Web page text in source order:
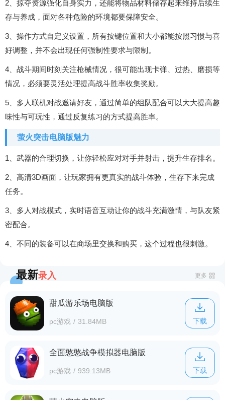
2、掠夺资源强化自身实力，还能将物品材料储存起来维持后续生
存与养成，面对各种危险的环境都要保障安全。
3、操作方式自定义设置，所有按键位置和大小都能按照习惯与喜
好调整，并不会出现任何强制性要求与限制。
4、战斗期间时刻关注枪械情况，很可能出现卡弹、过热、磨损等
情况，必须要灵活处理提高战斗胜率收集奖励。
5、多人联机对战邀请好友，通过简单的组队配合可以大大提高趣
味性与可玩性，通过反复练习的方式提高胜率。
萤火突击电脑版魅力
1、武器的合理切换，让你轻松应对对手并射击，提升生存排名。
2、高清3D画面，让玩家拥有更真实的战斗体验，生存下来完成
任务。
3、多人对战模式，实时语音互动让你的战斗充满激情，与队友紧
密配合。
4、不同的装备可以在商场里交换和购买，这个过程也很刺激。
更多
最新录入
甜瓜游乐场电脑版
pc游戏 / 31.84MB 下载
全面憨憨战争模拟器电脑版
pc游戏 / 939.13MB 下载